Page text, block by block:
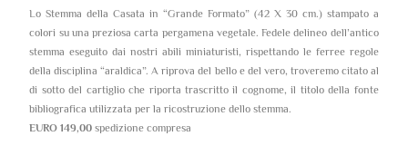
Lo Stemma della Casata in “Grande Formato” (42 X 30 cm.) stampato a
colori su una preziosa carta pergamena vegetale. Fedele delineo dell’antico
stemma eseguito dai nostri abili miniaturisti, rispettando le ferree regole
della disciplina “araldica”. A riprova del bello e del vero, troveremo citato al
di sotto del cartiglio che riporta trascritto il cognome, il titolo della fonte
bibliografica utilizzata per la ricostruzione dello stemma.
EURO 149,00 spedizione compresa